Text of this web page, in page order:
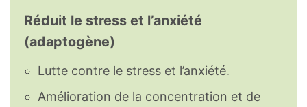
Réduit le stress et l’anxiété
(adaptogène)
Lutte contre le stress et l’anxiété.
Amélioration de la concentration et de